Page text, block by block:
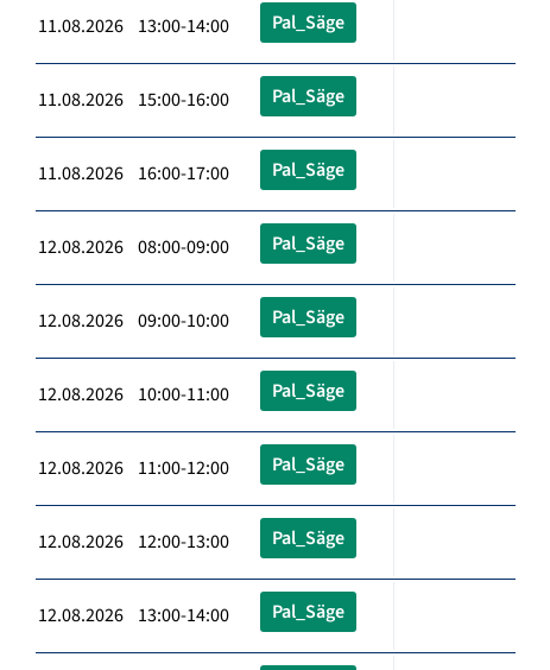
11.08.2026 13:00-14:00 Pal_Säge
11.08.2026 15:00-16:00 Pal_Säge
11.08.2026 16:00-17:00 Pal_Säge
12.08.2026 08:00-09:00 Pal_Säge
12.08.2026 09:00-10:00 Pal_Säge
12.08.2026 10:00-11:00 Pal_Säge
12.08.2026 11:00-12:00 Pal_Säge
12.08.2026 12:00-13:00 Pal_Säge
12.08.2026 13:00-14:00 Pal_Säge